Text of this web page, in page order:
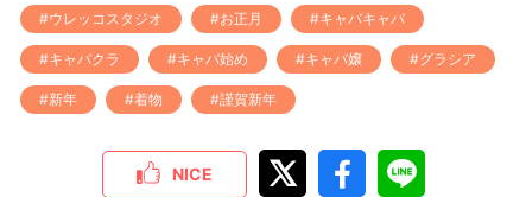
#ウレッコスタジオ #お正月 #キャバキャバ
#キャバクラ #キャバ始め #キャバ嬢 #グラシア
#新年 #着物 #謹賀新年
NICE